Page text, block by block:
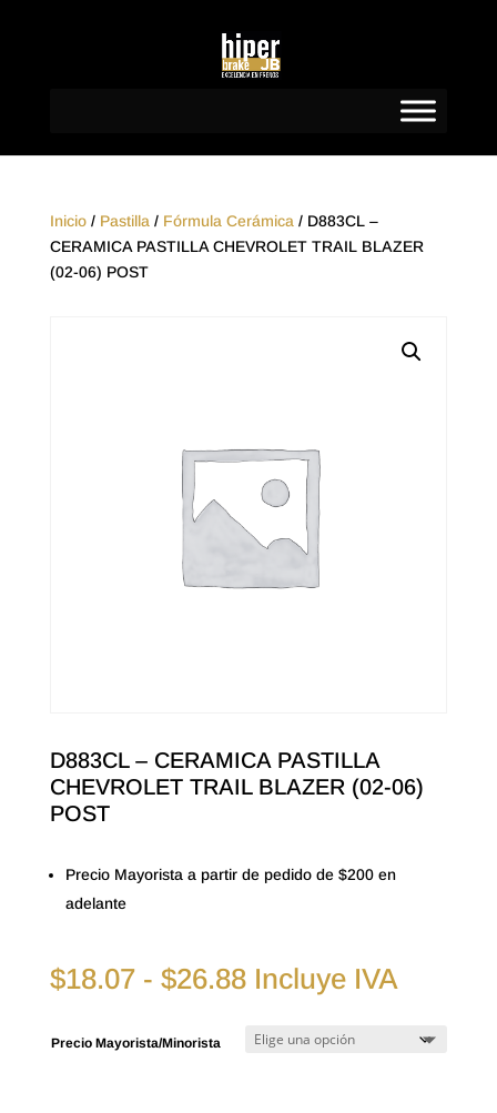
Inicio/ Pastilla / Fórmula Cerámica / D883CL –
CERAMICA PASTILLA CHEVROLET TRAIL BLAZER
(02-06) POST
D883CL – CERAMICA PASTILLA
CHEVROLET TRAIL BLAZER (02-06)
POST
Precio Mayorista a partir de pedido de $200 en
adelante
$18.07 - $26.88Rango
precios:
desde
Incluye IVA
Precio Mayorista/Minorista